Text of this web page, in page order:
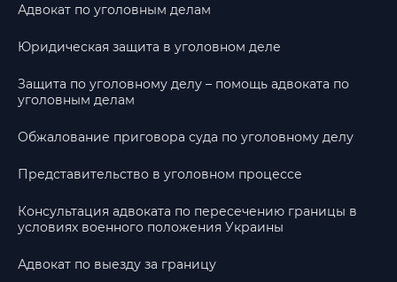
Адвокат по уголовным делам
Юридическая защита в уголовном деле
Защита по уголовному делу – помощь адвоката по
уголовным делам
Обжалование приговора суда по уголовному делу
Представительство в уголовном процессе
Консультация адвоката по пересечению границы в
условиях военного положения Украины
Адвокат по выезду за границу